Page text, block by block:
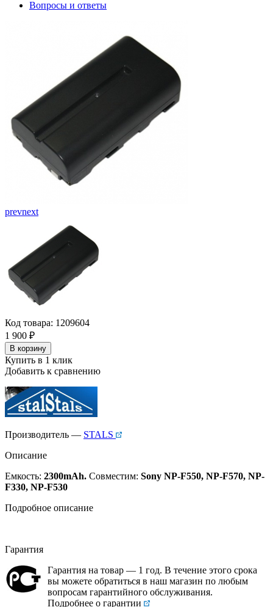
Вопросы и ответы
prevnext
Код товара: 1209604
1 900 ₽
В корзину
Купить в 1 клик
Добавить к сравнению
Производитель — STALS
Описание
Емкость: 2300mAh. Совместим: Sony NP-F550, NP-F570, NP-
F330, NP-F530
Подробное описание
Гарантия
Гарантия на товар — 1 год. В течение этого срока
вы можете обратиться в наш магазин по любым
вопросам гарантийного обслуживания.
Подробнее о гарантии